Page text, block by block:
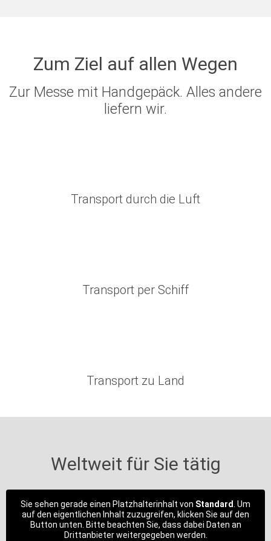
Zum Ziel auf allen Wegen
Zur Messe mit Handgepäck. Alles andere
liefern wir.
Transport durch die Luft
Transport per Schiff
Transport zu Land
Weltweit für Sie tätig
Sie sehen gerade einen Platzhalterinhalt von Standard. Um
auf den eigentlichen Inhalt zuzugreifen, klicken Sie auf den
Button unten. Bitte beachten Sie, dass dabei Daten an
Drittanbieter weitergegeben werden.